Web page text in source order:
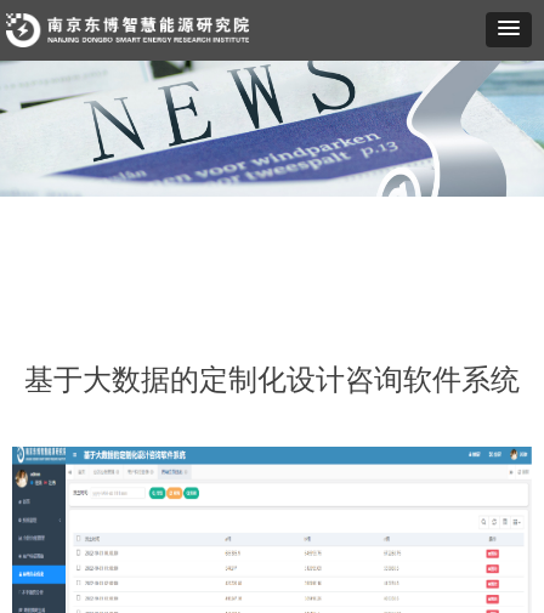
基于大数据的定制化设计咨询软件系统